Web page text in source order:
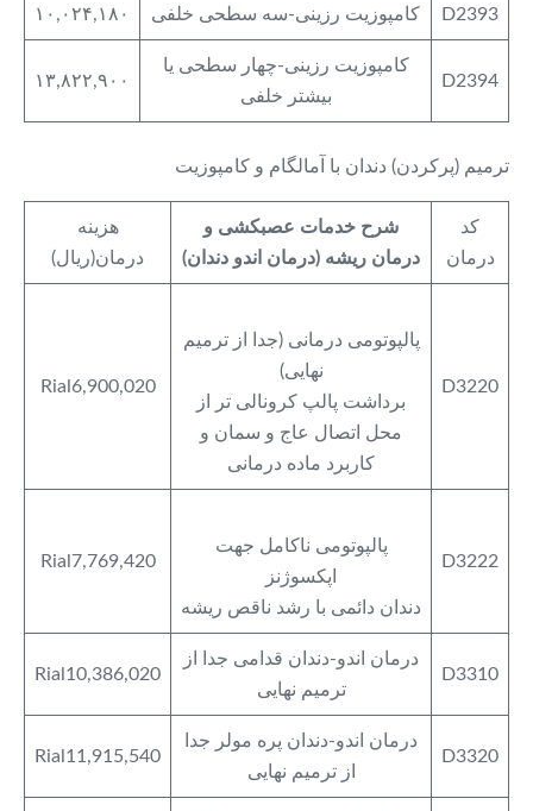
D2393 کامپوزیت رزینی-سه سطحی خلفی ۱۰,۰۲۴,۱۸۰
D2394
کامپوزیت رزینی-چهار سطحی یا
بیشتر خلفی
۱۳,۸۲۲,۹۰۰
ترمیم (پرکردن) دندان با آمالگام و کامپوزیت
کد
درمان
شرح خدمات عصبکشی و
درمان ریشه (درمان اندو دندان)
هزینه
درمان(ریال)
D3220
پالپوتومی درمانی (جدا از ترمیم
نهایی)
برداشت پالپ کرونالی تر از
محل اتصال عاج و سمان و
کاربرد ماده درمانی
Rial6,900,020
D3222
پالپوتومی ناکامل جهت
اپکسوژنز
دندان دائمی با رشد ناقص ریشه
Rial7,769,420
D3310
درمان اندو-دندان قدامی جدا از
ترمیم نهایی
Rial10,386,020
D3320
درمان اندو-دندان پره مولر جدا
از ترمیم نهایی
Rial11,915,540